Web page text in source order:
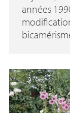
années